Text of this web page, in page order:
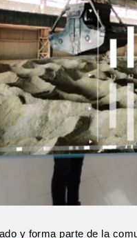
y forma parte de la